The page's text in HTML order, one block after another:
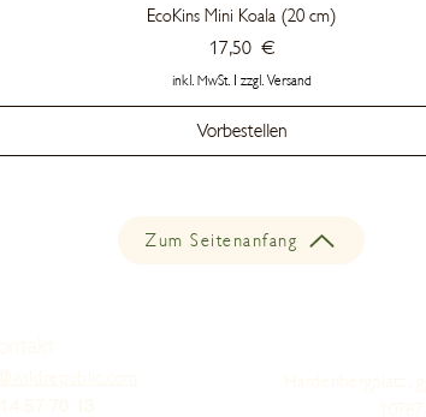
EcoKins Mini Koala (20 cm)
Preis
17,50 €
inkl. MwSt. | zzgl. Versand
Vorbestellen
Zum Seitenanfang